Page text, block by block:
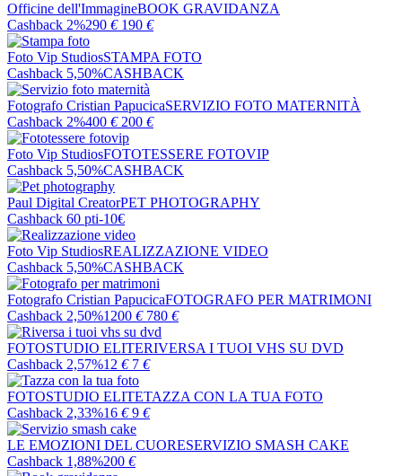
Officine dell'ImmagineBOOK GRAVIDANZA
Cashback 2%290 € 190 €
Foto Vip StudiosSTAMPA FOTO
Cashback 5,50%CASHBACK
Fotografo Cristian PapucicaSERVIZIO FOTO MATERNITÀ
Cashback 2%400 € 200 €
Foto Vip StudiosFOTOTESSERE FOTOVIP
Cashback 5,50%CASHBACK
Paul Digital CreatorPET PHOTOGRAPHY
Cashback 60 pti-10€
Foto Vip StudiosREALIZZAZIONE VIDEO
Cashback 5,50%CASHBACK
Fotografo Cristian PapucicaFOTOGRAFO PER MATRIMONI
Cashback 2,50%1200 € 780 €
FOTOSTUDIO ELITERIVERSA I TUOI VHS SU DVD
Cashback 2,57%12 € 7 €
FOTOSTUDIO ELITETAZZA CON LA TUA FOTO
Cashback 2,33%16 € 9 €
LE EMOZIONI DEL CUORESERVIZIO SMASH CAKE
Cashback 1,88%200 €